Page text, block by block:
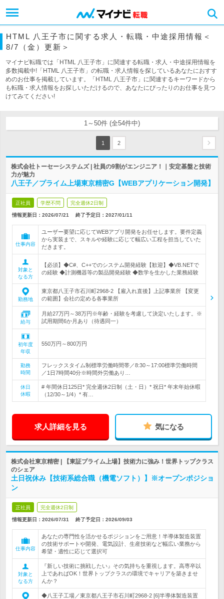
HTML 八王子市に関する求人・転職・中途採用情報＜
8/7（金）更新＞
マイナビ転職では「HTML 八王子市」に関連する転職・求人・中途採用情報を
多数掲載中!「HTML 八王子市」の転職・求人情報を探しているあなたにおすす
めのお仕事を掲載しています。「HTML 八王子市」に関連するキーワードから
も転職・求人情報をお探しいただけるので、あなたにぴったりのお仕事を見つ
けてみてください!
1～50件 (全54件中)
1 2
株式会社トーセーシステムズ | 社員の9割がエンジニア！｜安定基盤と技術
力が魅力
八王子／プライム上場東京精密G【WEBアプリケーション開発】
正社員 学歴不問 完全週休2日制
情報更新日：2026/07/21 終了予定日： 2027/01/11
仕事内容
ユーザー要望に応じてWEBアプリ開発をお任せします。要件定義
から実装まで、スキルや経験に応じて幅広い工程を担当していた
だきます。
対象と
なる方
【必須】◆C#、C++でのシステム開発経験【歓迎】◆VB.NETで
の経験 ◆計測機器等の製品開発経験 ◆数学を生かした業務経験
勤務地
東京都八王子市石川町2968-2 【雇入れ直後】上記事業所 【変更
の範囲】会社の定める各事業所
給与
月給27万円～38万円※年齢・経験を考慮して決定いたします。※
試用期間6か月あり（待遇同一）
初年度
年収
550万円～800万円
勤務
時間
フレックスタイム制標準労働時間帯／8:30～17:00標準労働時間
／1日7時間40分※時間外労働あり…
休日
休暇
# 年間休日125日* 完全週休2日制（土・日）* 祝日* 年末年始休暇
（12/30～1/4）* 有…
求人詳細を見る 気になる
株式会社東京精密 | 【東証プライム上場】技術力に強み！世界トップクラス
のシェア
土日祝休み【技術系総合職（機電ソフト）】※オープンポジショ
ン
正社員 完全週休2日制
情報更新日：2026/07/31 終了予定日： 2026/09/03
仕事内容
あなたの専門性を活かせるポジションをご用意！半導体製造装置
の技術サポートや開発、電気設計、生産技術など幅広い業務から
希望・適性に応じて選択可
対象と
なる方
『新しい技術に挑戦したい』その気持ちを重視します。高専卒以
上であればOK！世界トップクラスの環境でキャリアを築きませ
んか？
◆八王子工場／東京都八王子市石川町2968-2 [6]半導体製造装置